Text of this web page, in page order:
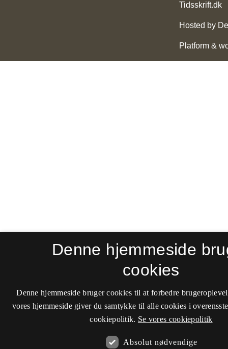
Denne hjemmeside
cookies
Denne hjemmeside bruger cookies til at forbedre
vores hjemmeside giver du samtykke til alle cookies i
cookiepolitik. Se vores cookiepolitik
Absolut nødvendige